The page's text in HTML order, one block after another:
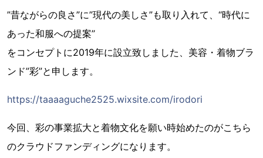
”昔ながらの良さ”に”現代の美しさ”も取り入れて、‘‘時代に
あった和服への提案​’’
をコンセプトに2019年に設立致しました、美容・着物ブラ
ンド”彩”と申します。
https://taaaaguche2525.wixsite.com/irodori
今回、彩の事業拡大と着物文化を願い時始めたのがこちら
のクラウドファンディングになります。